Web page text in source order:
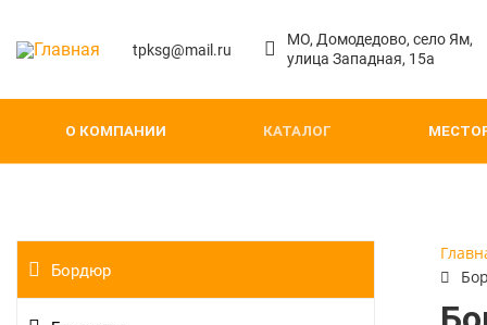
tpksg@mail.ru
МО, Домодедово, село Ям,
улица Западная, 15а
О КОМПАНИИ КАТАЛОГ
Бордюр